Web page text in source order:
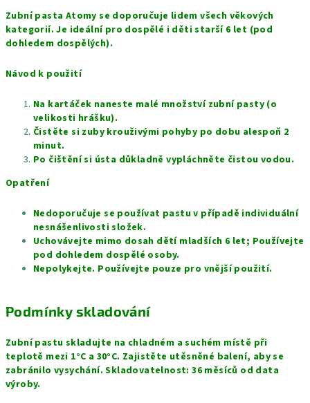
Zubní pasta Atomy se doporučuje lidem všech věkových
kategorií. Je ideální pro dospělé i děti starší 6 let (pod
dohledem dospělých).
Návod k použití
Na kartáček naneste malé množství zubní pasty (o
velikosti hrášku).
Čistěte si zuby krouživými pohyby po dobu alespoň 2
minut.
Po čištění si ústa důkladně vypláchněte čistou vodou.
Opatření
Nedoporučuje se používat pastu v případě individuální
nesnášenlivosti složek.
Uchovávejte mimo dosah dětí mladších 6 let; Používejte
pod dohledem dospělé osoby.
Nepolykejte. Používejte pouze pro vnější použití.
Podmínky skladování
Zubní pastu skladujte na chladném a suchém místě při
teplotě mezi 1°C a 30°C. Zajistěte utěsněné balení, aby se
zabránilo vysychání. Skladovatelnost: 36 měsíců od data
výroby.